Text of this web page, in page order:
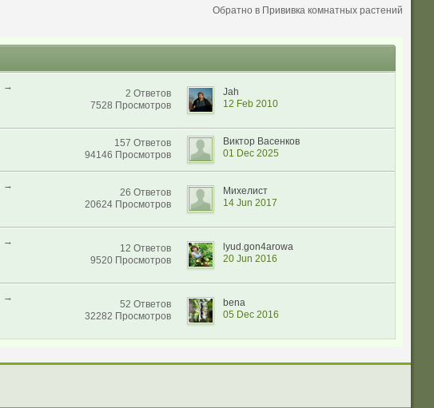
Обратно в Прививка комнатных растений
→
2 Ответов
7528 Просмотров
Jah
12 Feb 2010
157 Ответов
94146 Просмотров
Виктор Васенков
01 Dec 2025
→
26 Ответов
20624 Просмотров
Михелист
14 Jun 2017
→
12 Ответов
9520 Просмотров
lyud.gon4arowa
20 Jun 2016
→
52 Ответов
32282 Просмотров
bena
05 Dec 2016